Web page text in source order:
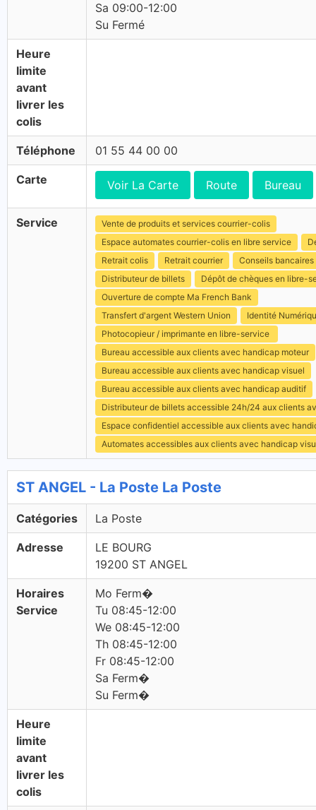
Sa 09:00-12:00
Su Fermé
Heure
limite
avant
livrer les
colis
Téléphone 01 55 44 00 00
Carte Voir La Carte Route Bureau
Service
Vente de produits et services courrier-colis
Espace automates courrier-colis en libre service
Retrait colis
Retrait courrier
Conseils bancaires
Distributeur de billets
Dépôt de chèques en libre-
Ouverture de compte Ma French Bank
Transfert d'argent Western Union
Identité
Photocopieur / imprimante en libre-service
Bureau accessible aux clients avec handicap moteur
Bureau accessible aux clients avec handicap visuel
Bureau accessible aux clients avec handicap auditif
Distributeur de billets accessible 24h/24 aux clients
Espace confidentiel accessible aux clients avec
Automates accessibles aux clients avec handicap
ST ANGEL - La Poste La Poste
Catégories La Poste
Adresse
LE BOURG
19200 ST ANGEL
Horaires
Service
Mo Ferm�
Tu 08:45-12:00
We 08:45-12:00
Th 08:45-12:00
Fr 08:45-12:00
Sa Ferm�
Su Ferm�
Heure
limite
avant
livrer les
colis